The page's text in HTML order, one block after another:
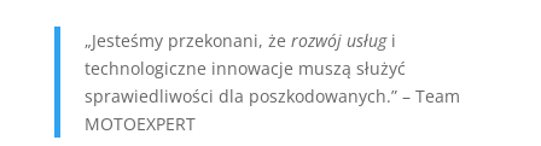
„Jesteśmy przekonani, że rozwój usługi
technologiczne innowacje muszą służyć
sprawiedliwości dla poszkodowanych.” – Team
MOTOEXPERT